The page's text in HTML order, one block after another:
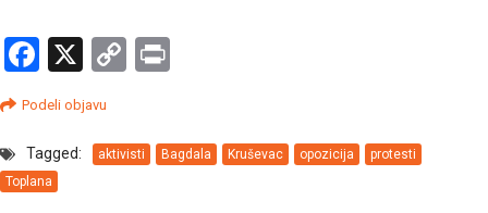
Facebook
X
Copy
Podeli objavu
Tagged: aktivisti Bagdala Kruševac opozicija
protesti
Toplana